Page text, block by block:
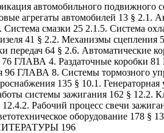
автомобильного подвижного
агрегаты автомобилей 13 § 2.1.
смазки 25 2.1.5. Система
41 § 2.2. Механизмы
64 § 2.6. Автоматические
ГЛАВА 4. Раздаточные коробки
ГЛАВА 8. Системы тормозного
135 § 10.1. Генераторная
системы зажигания 162 § 12.2.
Рабочий процесс свечи
оборудование 178 §
ЛИТЕРАТУРЫ 196